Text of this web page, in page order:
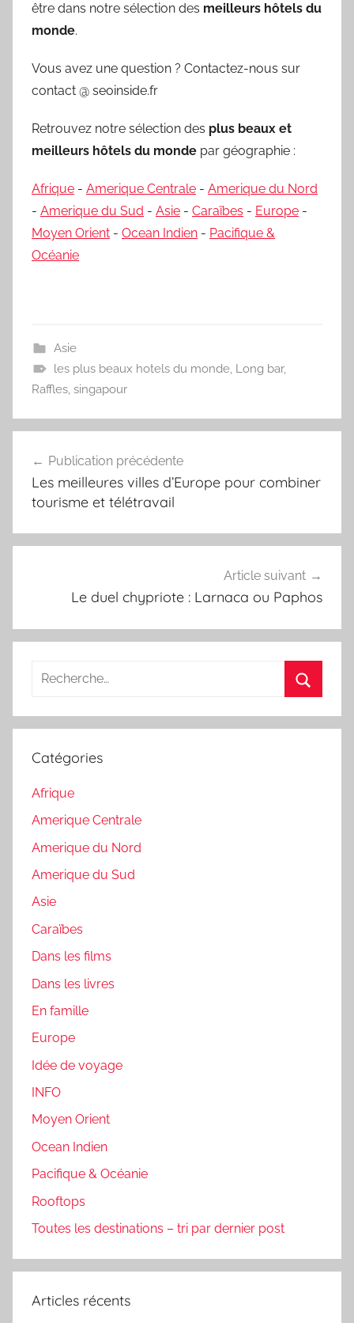
être dans notre sélection des meilleurs hôtels du
monde.
Vous avez une question ? Contactez-nous sur
contact @ seoinside.fr
Retrouvez notre sélection des plus beaux et
meilleurs hôtels du monde par géographie :
Afrique - Amerique Centrale - Amerique du Nord
- Amerique du Sud - Asie - Caraïbes - Europe -
Moyen Orient - Ocean Indien - Pacifique &
Océanie
Asie
les plus beaux hotels du monde, Long bar,
Raffles singapour
de
l’article
Publication précédente
Les meilleures villes d’Europe pour combiner
tourisme et télétravail
Article suivant
Le duel chypriote : Larnaca ou Paphos
Recherche
:
Catégories
Afrique
Amerique Centrale
Amerique du Nord
Amerique du Sud
Asie
Caraïbes
Dans les films
Dans les livres
En famille
Europe
Idée de voyage
INFO
Moyen Orient
Ocean Indien
Pacifique & Océanie
Rooftops
Toutes les destinations – tri par dernier post
Articles récents